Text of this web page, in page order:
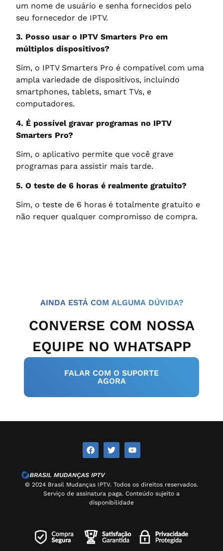
um nome de usuário e senha fornecidos pelo
seu fornecedor de IPTV.
3. Posso usar o IPTV Smarters Pro em
múltiplos dispositivos?
Sim, o IPTV Smarters Pro é compatível com uma
ampla variedade de dispositivos, incluindo
smartphones, tablets, smart TVs, e
computadores.
4. É possível gravar programas no IPTV
Smarters Pro?
Sim, o aplicativo permite que você grave
programas para assistir mais tarde.
5. O teste de 6 horas é realmente gratuito?
Sim, o teste de 6 horas é totalmente gratuito e
não requer qualquer compromisso de compra.
AINDA ESTÁ COM ALGUMA DÚVIDA?
CONVERSE COM NOSSA
EQUIPE NO WHATSAPP
FALAR COM O SUPORTE
AGORA
© 2024 Brasil Mudanças IPTV. Todos os direitos reservados.
Serviço de assinatura paga. Conteúdo sujeito a
disponibilidade